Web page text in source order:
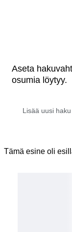
Aseta
osumia löytyy.
Tämä esine oli